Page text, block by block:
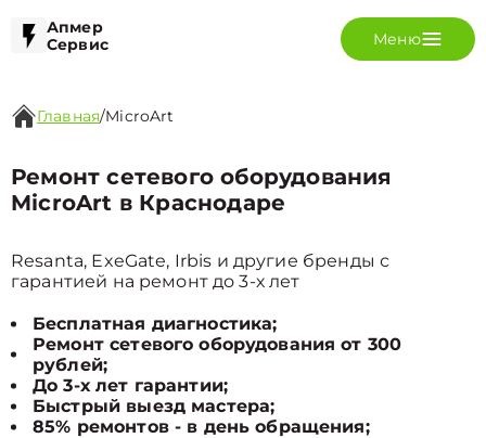
Апмер
Сервис
Меню
Главная/MicroArt
Ремонт сетевого оборудования
MicroArt в Краснодаре
Resanta, ExeGate, Irbis и другие бренды с
гарантией на ремонт до 3-х лет
Бесплатная диагностика;
Ремонт сетевого оборудования от 300
рублей;
До 3-х лет гарантии;
Быстрый выезд мастера;
85% ремонтов - в день обращения;